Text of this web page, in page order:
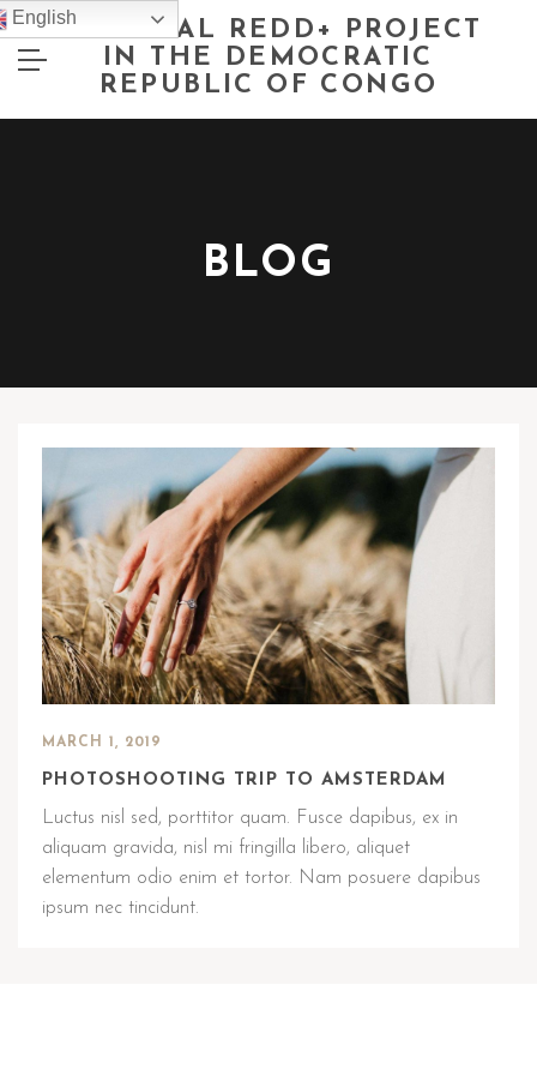
NATIONAL REDD+ PROJECT
IN THE DEMOCRATIC
REPUBLIC OF CONGO
BLOG
MARCH 1, 2019
PHOTOSHOOTING TRIP TO AMSTERDAM
Luctus nisl sed, porttitor quam. Fusce dapibus, ex in
aliquam gravida, nisl mi fringilla libero, aliquet
elementum odio enim et tortor. Nam posuere dapibus
ipsum nec tincidunt.
English